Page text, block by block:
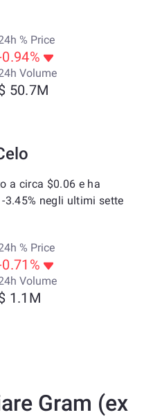
% Price
Volume
50.7M
a circa $0.06 e ha
3.45% negli ultimi sette
% Price
Volume
1.1M
Gram (ex